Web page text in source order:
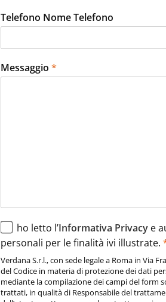
Telefono Nome Telefono
Messaggio *
ho letto l’Informativa Privacy e
personali per le finalità ivi illustrate.
Verdana S.r.l., con sede legale a Roma in Via
del Codice in materia di protezione dei dati
mediante la compilazione dei campi del form
trattati, in qualità di Responsabile del